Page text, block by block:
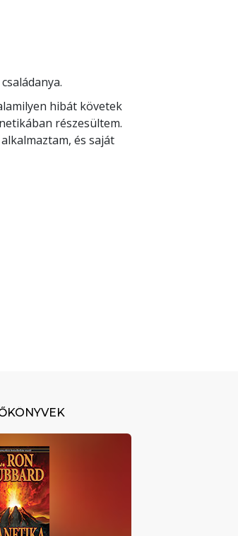
hibát követek
részesültem.
és saját